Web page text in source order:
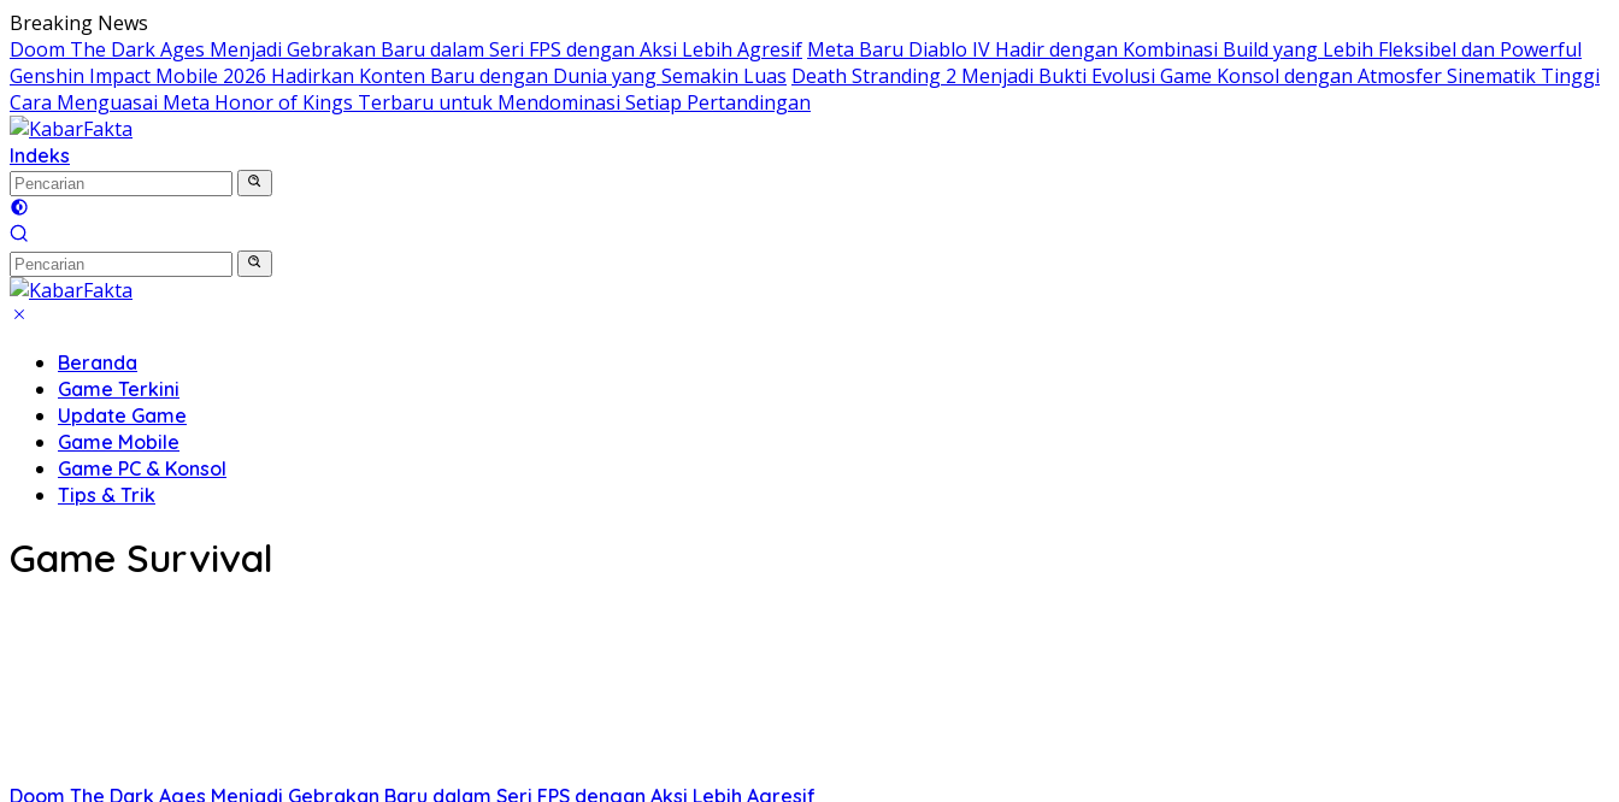
Langsung
ke
konten
Breaking News
Doom The Dark Ages Menjadi Gebrakan Baru dalam Seri FPS dengan Aksi Lebih Agresif Meta Baru Diablo IV Hadir dengan Kombinasi Build yang Lebih Fleksibel dan Powerful
Genshin Impact Mobile 2026 Hadirkan Konten Baru dengan Dunia yang Semakin Luas Death Stranding 2 Menjadi Bukti Evolusi Game Konsol dengan Atmosfer Sinematik Tinggi
Cara Menguasai Meta Honor of Kings Terbaru untuk Mendominasi Setiap Pertandingan
Indeks
Beranda
Game Terkini
Update Game
Game Mobile
Game PC & Konsol
Tips & Trik
Game Survival
Doom The Dark Ages Menjadi Gebrakan Baru dalam Seri FPS dengan Aksi Lebih Agresif